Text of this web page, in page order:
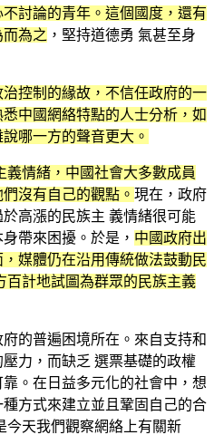
討論的青年。這個國度，還有
為之 ，堅持道德勇 氣甚至身
控制的緣故，不信任政府的一
中國網絡特點的人士分析，如
哪一方的聲音更大。
義情緒，中國社會大多數成員
沒有自己的觀點。 現在，政府
高漲的民族主 義情緒很可能
帶來困擾。於是， 中國政府出
媒體仍在沿用傳統做法鼓動民
百計地試圖為群眾的民族主義
的普遍困境所在。來自支持和
力，而缺乏 選票基礎的政權
。在日益多元化的社會中，想
方式來建立並且鞏固自己的合
今天我們觀察網絡上有關新